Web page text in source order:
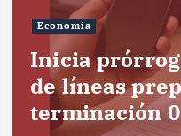
Economía
Inicia
de líneas
terminación